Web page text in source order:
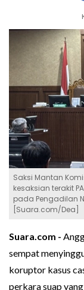
Saksi Mantan
kesaksian terakit
pada Pengadilan
[Suara.com/Dea]
Suara.com -
sempat
koruptor kasus
perkara suap